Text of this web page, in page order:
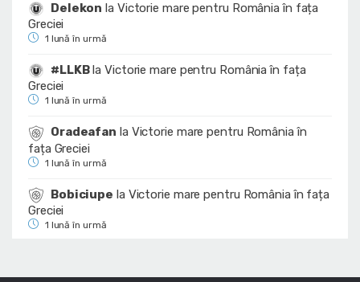
Delekon la Victorie mare pentru România în fața
Greciei
1 lună în urmă
#LLKBlaVictorie mare pentru România în fața
Greciei
1 lună în urmă
Oradeafan la Victorie mare pentru România în
fața Greciei
1 lună în urmă
Bobiciupe la Victorie mare pentru România în fața
Greciei
1 lună în urmă